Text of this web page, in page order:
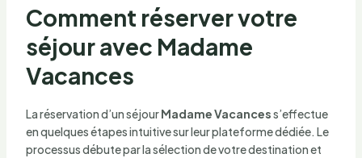
Comment réserver votre
séjour avec Madame
Vacances
La réservation d’un séjourMadame Vacancess’effectue
en quelques étapes intuitive sur leur plateforme dédiée. Le
processus débute par la sélection de votre destination et